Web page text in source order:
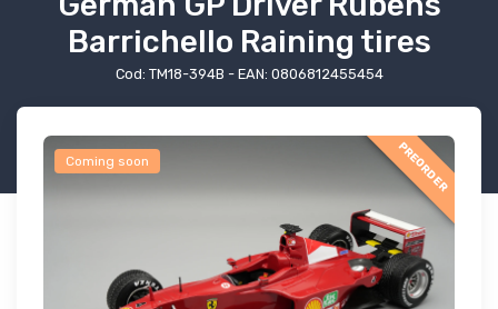
Barrichello Raining tires
Cod: TM18-394B - EAN: 0806812455454
Coming soon PREORDER